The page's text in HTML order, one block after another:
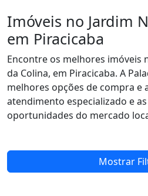
Imóveis no Jardim
em Piracicaba
Encontre os melhores imóveis
da Colina, em Piracicaba. A
melhores opções de compra e
atendimento especializado e
oportunidades do mercado
Mostrar